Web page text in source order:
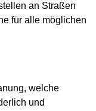
an Straßen
für alle möglichen
welche
und